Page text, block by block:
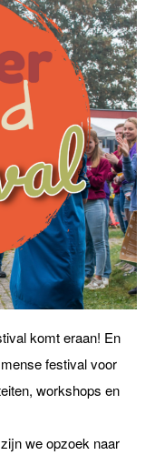
komt eraan! En
festival voor
workshops en
we opzoek naar